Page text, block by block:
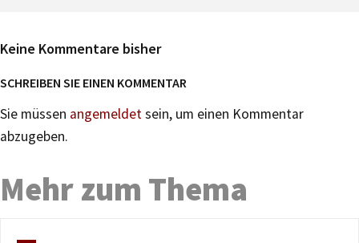
Keine Kommentare bisher
SCHREIBEN SIE EINEN KOMMENTAR
Sie müssen angemeldetsein, um einen Kommentar
abzugeben.
Mehr zum Thema